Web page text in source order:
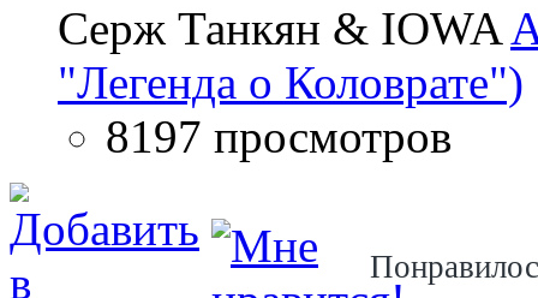
Серж Танкян & IOWA
"Легенда о Коловрате")
8197 просмотров